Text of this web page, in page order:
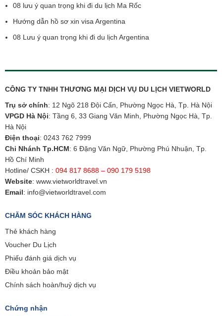
08 lưu ý quan trọng khi đi du lịch Ma Rốc
Hướng dẫn hồ sơ xin visa Argentina
08 Lưu ý quan trọng khi đi du lịch Argentina
CÔNG TY TNHH THƯƠNG MẠI DỊCH VỤ DU LỊCH VIETWORLD
Trụ sở chính: 12 Ngõ 218 Đội Cấn, Phường Ngọc Hà, Tp. Hà Nội
VPGD Hà Nội: Tầng 6, 33 Giang Văn Minh, Phường Ngọc Hà, Tp.
Hà Nội
Điện thoại: 0243 762 7999
Chi Nhánh Tp.HCM: 6 Đặng Văn Ngữ, Phường Phú Nhuận, Tp.
Hồ Chí Minh
Hotline/ CSKH : 094 817 8688 – 090 179 5198
Website: www.vietworldtravel.vn
Email: info@vietworldtravel.com
CHĂM SÓC KHÁCH HÀNG
Thẻ khách hàng
Voucher Du Lịch
Phiếu đánh giá dịch vụ
Điều khoản bảo mật
Chính sách hoàn/huỷ dịch vụ
Chứng nhận